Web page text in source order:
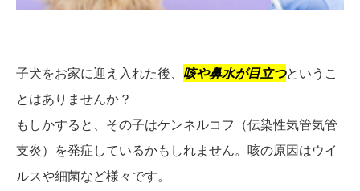
子犬をお家に迎え入れた後、 咳や鼻水が目立つというこ
とはありませんか？
もしかすると、その子はケンネルコフ（伝染性気管気管
支炎）を発症しているかもしれません。咳の原因はウイ
ルスや細菌など様々です。